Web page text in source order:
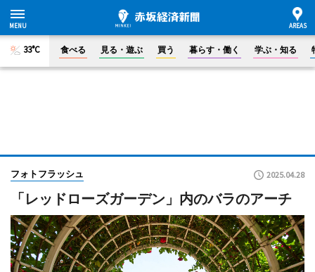
33°C 食べる 見る・遊ぶ 買う 暮らす・働く 学ぶ・知る
フォトフラッシュ 2025.04.28
「レッドローズガーデン」内のバラのアーチ